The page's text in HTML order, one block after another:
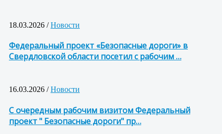
18.03.2026 /Новости
Федеральный проект «Безопасные дороги» в
Свердловской области посетил с рабочим …
16.03.2026 /Новости
С очередным рабочим визитом Федеральный
проект " Безопасные дороги" пр…